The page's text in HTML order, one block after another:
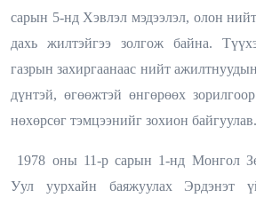
сарын 5-нд Хэвлэл мэдээлэл, олон
дахь жилтэйгээ золгож байна.
газрын захиргаанаас нийт
дүнтэй, өгөөжтэй өнгөрөөх
нөхөрсөг тэмцээнийг зохион байгуулав.
1978 оны 11-р сарын 1-нд Монгол
Уул уурхайн баяжуулах Эрдэнэт